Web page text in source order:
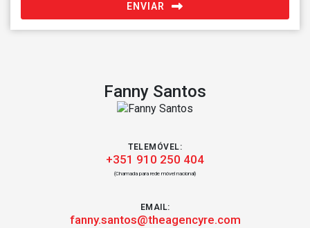
ENVIAR
Fanny Santos
TELEMÓVEL:
+351 910 250 404
(Chamada para rede móvel nacional)
EMAIL:
fanny.santos@theagencyre.com